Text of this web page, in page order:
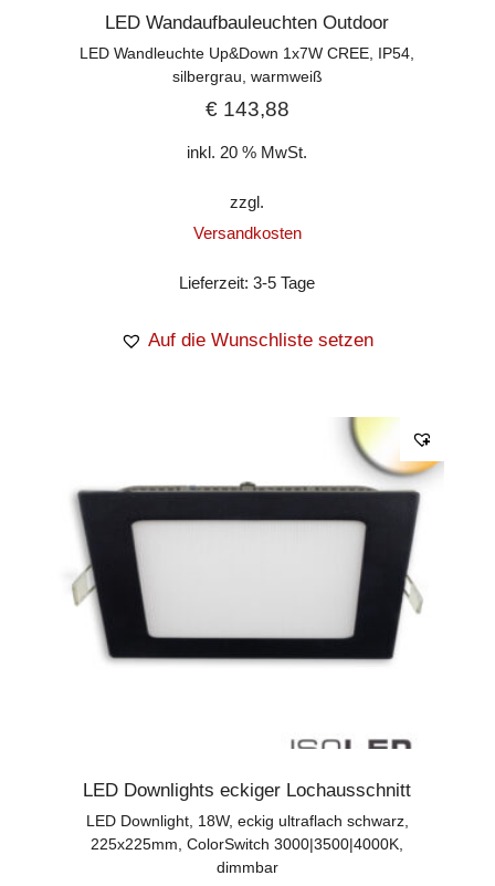
LED Wandaufbauleuchten Outdoor
LED Wandleuchte Up&Down 1x7W CREE, IP54,
silbergrau, warmweiß
€143,88
inkl. 20 % MwSt.
zzgl.
Versandkosten
Lieferzeit:3-5 Tage
Auf die Wunschliste setzen
LED Downlights eckiger Lochausschnitt
LED Downlight, 18W, eckig ultraflach schwarz,
225x225mm, ColorSwitch 3000|3500|4000K,
dimmbar